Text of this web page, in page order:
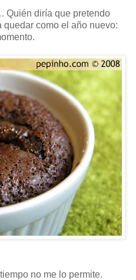
Quién diría que pretendo
quedar como el año nuevo:
no me lo permite.